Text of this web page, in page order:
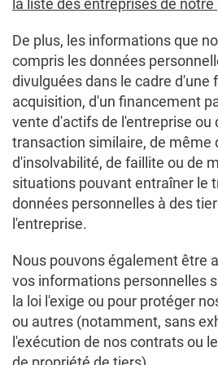
la liste des entreprises de notre
De plus, les informations que
compris les données
divulguées dans le cadre d'une
acquisition, d'un financement
vente d'actifs de l'entreprise ou
transaction similaire, de même
d'insolvabilité, de faillite ou de
situations pouvant entraîner le
données personnelles à des
l'entreprise.
Nous pouvons également être
vos informations personnelles
la loi l'exige ou pour protéger
ou autres (notamment, sans
l'exécution de nos contrats ou